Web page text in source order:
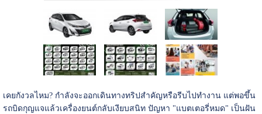
เคยกังวลไหม? กำลังจะออกเดินทางทริปสำคัญหรือรีบไปทำงาน แต่พอขึ้น
รถบิดกุญแจแล้วเครื่องยนต์กลับเงียบสนิท ปัญหา "แบตเตอรี่หมด" เป็นฝัน